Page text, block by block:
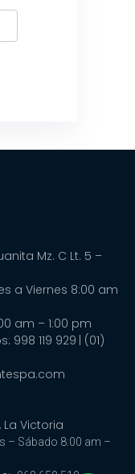
Mz. C Lt. 5 –
a Viernes 8:00 am
am – 1:00 pm
998 119 929 | (01)
La Victoria
– Sábado 8:00 am –